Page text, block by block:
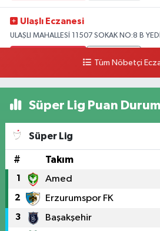
Ulaşlı Eczanesi
ULAŞLI MAHALLESİ 11507 SOKAK NO:8 B
Tüm Nöbetçi
Süper Lig Puan
Süper Lig
# Takım
1 Amed
2 Erzurumspor FK
3 Başakşehir